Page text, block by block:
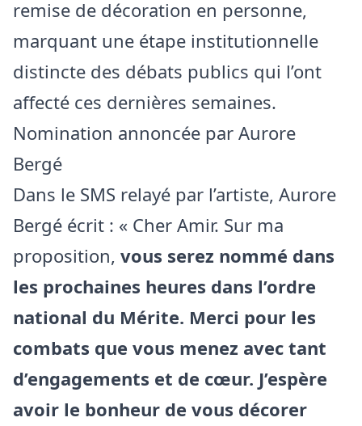
remise de décoration en personne,
marquant une étape institutionnelle
distincte des débats publics qui l’ont
affecté ces dernières semaines.
Nomination annoncée par Aurore
Bergé
Dans le SMS relayé par l’artiste, Aurore
Bergé écrit : « Cher Amir. Sur ma
proposition, vous serez nommé dans
les prochaines heures dans l’ordre
national du Mérite. Merci pour les
combats que vous menez avec tant
d’engagements et de cœur. J’espère
avoir le bonheur de vous décorer